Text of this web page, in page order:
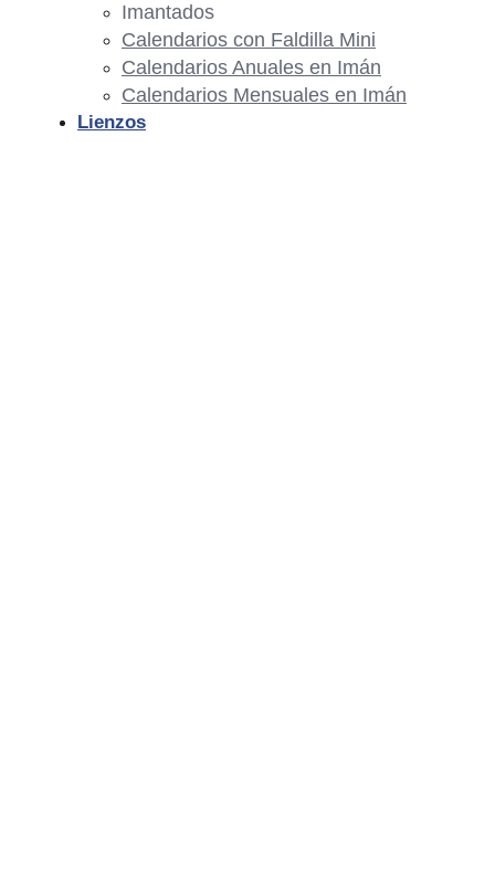
Imantados
Calendarios con Faldilla Mini
Calendarios Anuales en Imán
Calendarios Mensuales en Imán
Lienzos